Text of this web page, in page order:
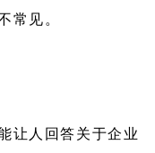
常见。
让人回答关于企业